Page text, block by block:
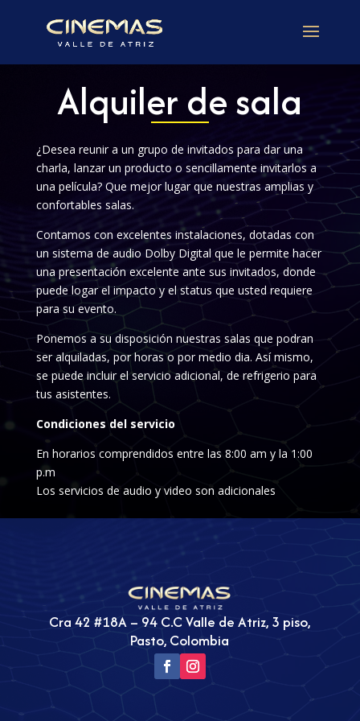
Alquiler de sala
¿Desea reunir a un grupo de invitados para dar una
charla, lanzar un producto o sencillamente invitarlos a
una película? Que mejor lugar que nuestras amplias y
confortables salas.
Contamos con excelentes instalaciones, dotadas con
un sistema de audio Dolby Digital que le permite hacer
una presentación excelente ante sus invitados, donde
puede logar el impacto y el status que usted requiere
para su evento.
Ponemos a su disposición nuestras salas que podran
ser alquiladas, por horas o por medio dia. Así mismo,
se puede incluir el servicio adicional, de refrigerio para
tus asistentes.
Condiciones del servicio
En horarios comprendidos entre las 8:00 am y la 1:00
p.m
Los servicios de audio y video son adicionales
Cra 42 #18A – 94 C.C Valle de Atriz, 3 piso,
Pasto, Colombia